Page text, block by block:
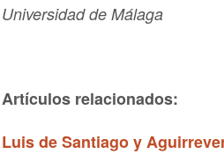
Universidad de Málaga
Artículos relacionados:
Luis de Santiago y